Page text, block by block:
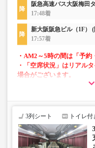
阪急高速バス大阪梅田
17:48着
新大阪阪急ビル（1F） (
17:57着
・AM2～5時の間は「予約
・「空席状況」はリアル
場合がございます。
いません。
3列シート トイレ付